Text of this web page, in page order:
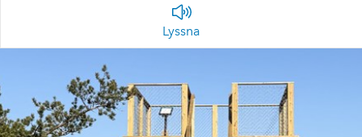
Lyssna